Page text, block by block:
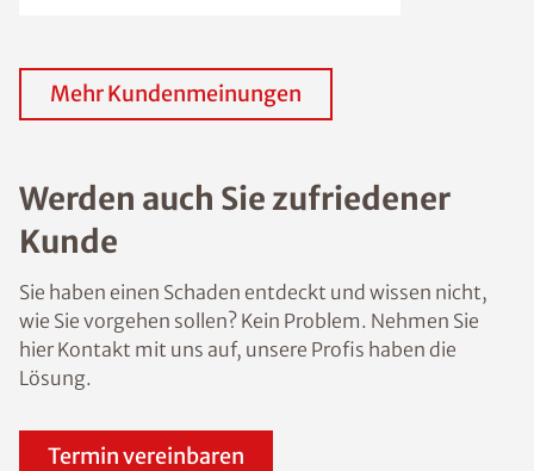
Mehr Kundenmeinungen
Werden auch Sie zufriedener
Kunde
Sie haben einen Schaden entdeckt und wissen nicht,
wie Sie vorgehen sollen? Kein Problem. Nehmen Sie
hier Kontakt mit uns auf, unsere Profis haben die
Lösung.
Termin vereinbaren